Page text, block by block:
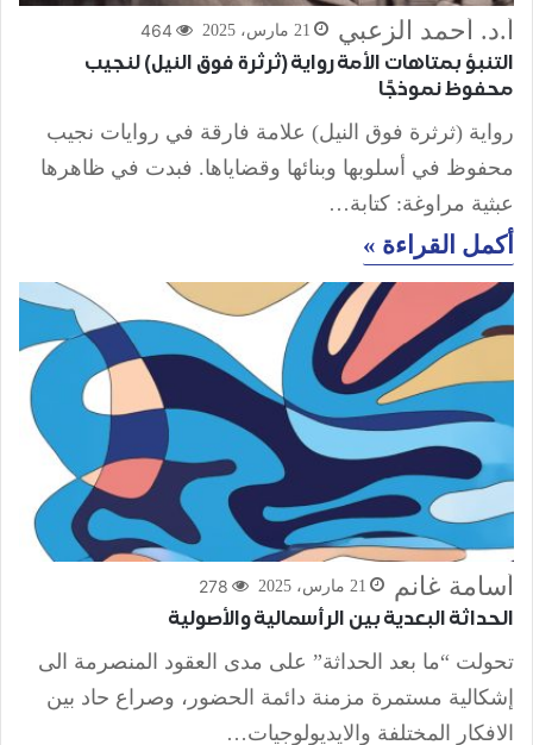
أ.د. أحمد الزعبي 21 مارس، 2025 464
التنبؤ بمتاهات الأمة رواية (ثرثرة فوق النيل) لنجيب
محفوظ نموذجًا
رواية (ثرثرة فوق النيل) علامة فارقة في روايات نجيب
محفوظ في أسلوبها وبنائها وقضاياها. فبدت في ظاهرها
عبثية مراوغة: كتابة…
أكمل القراءة »
أسامة غانم 21 مارس، 2025 278
الحداثة البعدية بين الرأسمالية والأصولية
تحولت “ما بعد الحداثة” على مدى العقود المنصرمة الى
إشكالية مستمرة مزمنة دائمة الحضور، وصراع حاد بين
الافكار المختلفة والايديولوجيات…